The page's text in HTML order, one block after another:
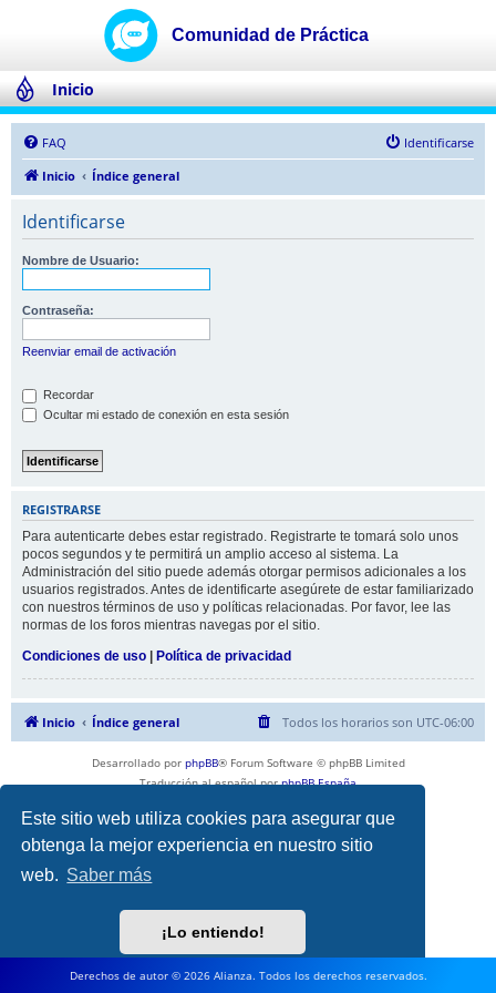
Este sitio web utiliza cookies para asegurar que
obtenga la mejor experiencia en nuestro sitio
web. Saber más
¡Lo entiendo!
Inicio
FAQ
Identificarse
Inicio
Índice general
Identificarse
Nombre de Usuario:
Contraseña:
Reenviar email de activación
Recordar
Ocultar mi estado de conexión en esta sesión
REGISTRARSE
Para autenticarte debes estar registrado. Registrarte te tomará solo unos
pocos segundos y te permitirá un amplio acceso al sistema. La
Administración del sitio puede además otorgar permisos adicionales a los
usuarios registrados. Antes de identificarte asegúrete de estar familiarizado
con nuestros términos de uso y políticas relacionadas. Por favor, lee las
normas de los foros mientras navegas por el sitio.
Condiciones de uso | Política de privacidad
Inicio Índice general Todos los horarios son UTC-06:00
Desarrollado por phpBB® Forum Software © phpBB Limited
Traducción al español porphpBB España
Derechos de autor © 2026 Alianza. Todos los derechos reservados.